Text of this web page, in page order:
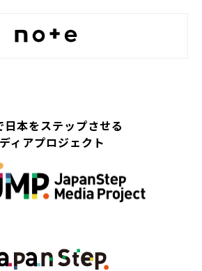
日本をステップさせる
ィアプロジェクト